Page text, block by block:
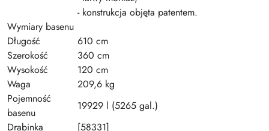
- konstrukcja objęta patentem.
Wymiary basenu
Długość
610 cm
Szerokość
360 cm
Wysokość
120 cm
Waga
209,6 kg
Pojemność
basenu
19929 l (5265 gal.)
Drabinka
[58331]